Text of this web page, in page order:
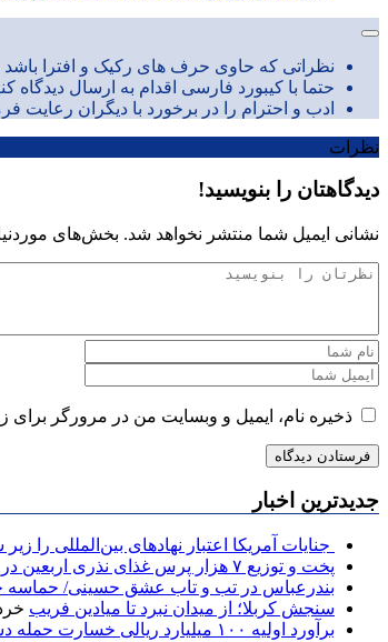
نظراتی که حاوی حرف های رکیک و افترا باشد
حتما با کیبورد فارسی اقدام به ارسال دیدگاه
ادب و احترام را در برخورد با دیگران رعایت
نظرات
دیدگاهتان را بنویسید!
نشانی ایمیل شما منتشر نخواهد شد. بخش‌های
ذخیره نام، ایمیل و وبسایت من در مرورگر برای
جدیدترین اخبار
جنایات آمریکا اعتبار نهادهای بین‌المللی را
پخت و توزیع ۷ هزار پرس غذای نذری اربعین در پایانه بار بندرعباس
بندرعباس در تب و تاب عشق حسینی/ حماسه
سنجش کربلا؛ از میدان نبرد تا میادین فریب خرداد
برآورد اولیه ۱۰۰ میلیارد ریالی خسارت حمله دشمن به واحدهای مسکونی آسیب دیده قشم